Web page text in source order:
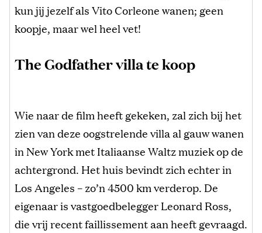
kun jij jezelf als Vito Corleone wanen; geen
koopje, maar wel heel vet!
The Godfather villa te koop
Wie naar de film heeft gekeken, zal zich bij het
zien van deze oogstrelende villa al gauw wanen
in New York met Italiaanse Waltz muziek op de
achtergrond. Het huis bevindt zich echter in
Los Angeles – zo’n 4500 km verderop. De
eigenaar is vastgoedbelegger Leonard Ross,
die vrij recent faillissement aan heeft gevraagd.